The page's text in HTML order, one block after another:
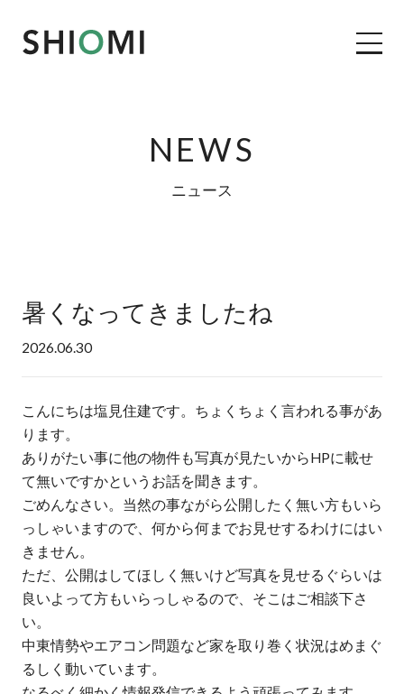
コンセプト
私たちの家づくり
リフォーム＆リノベーション
会社情報
ニュース SDGs
お問い合わせ
お電話でお問い合わせ
NEWS
ニュース
暑くなってきましたね
2026.06.30
こんにちは塩見住建です。ちょくちょく言われる事があ
ります。
ありがたい事に他の物件も写真が見たいからHPに載せ
て無いですかというお話を聞きます。
ごめんなさい。当然の事ながら公開したく無い方もいら
っしゃいますので、何から何までお見せするわけにはい
きません。
ただ、公開はしてほしく無いけど写真を見せるぐらいは
良いよって方もいらっしゃるので、そこはご相談下さ
い。
中東情勢やエアコン問題など家を取り巻く状況はめまぐ
るしく動いています。